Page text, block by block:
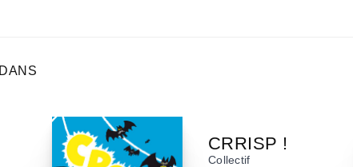
CRRISP !
Collectif